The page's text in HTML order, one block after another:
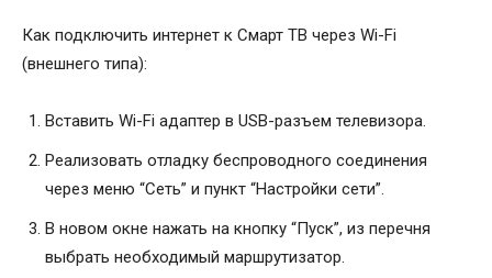
Как подключить интернет к Смарт ТВ через Wi-Fi
(внешнего типа):
Вставить Wi-Fi адаптер в USB-разъем телевизора.
Реализовать отладку беспроводного соединения
через меню “Сеть” и пункт “Настройки сети”.
В новом окне нажать на кнопку “Пуск”, из перечня
выбрать необходимый маршрутизатор.